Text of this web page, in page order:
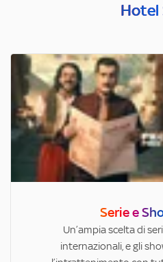
Hotel
Serie e
Un’ampia scelta di
internazionali, e gli